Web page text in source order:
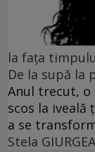
la fața
De la supă la
Anul trecut, o
scos la iveală
a se
Stela